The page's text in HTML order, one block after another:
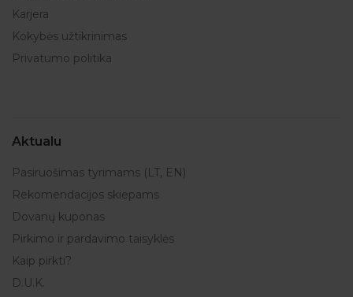
Karjera
Kokybės užtikrinimas
Privatumo politika
Aktualu
Pasiruošimas tyrimams (LT, EN)
Rekomendacijos skiepams
Dovanų kuponas
Pirkimo ir pardavimo taisyklės
Kaip pirkti?
D.U.K.